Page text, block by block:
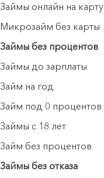
Займы онлайн на карту
Микрозайм без карты
Займы без процентов
Займы до зарплаты
Займ на год
Займ под 0 процентов
Займы с 18 лет
Займ без процентов
Займы без отказа